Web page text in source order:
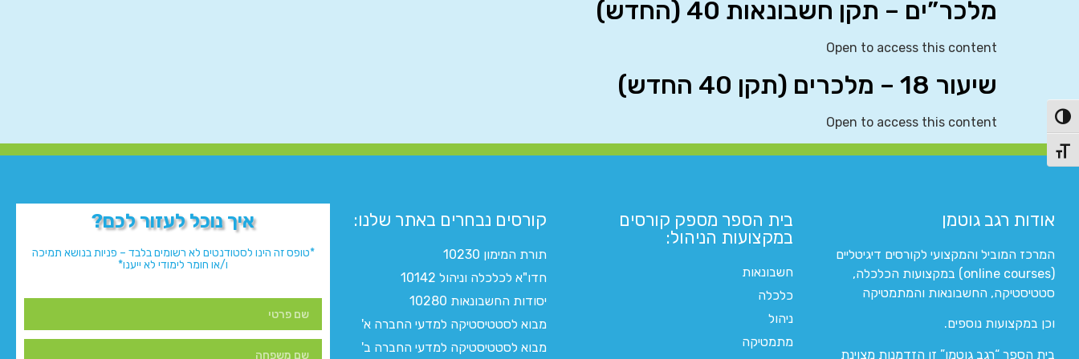
הפעל/כבה ניגודיות גבוהה
מתג גודל גופן
מלכר”ים – תקן חשבונאות 40 (החדש)
Open to access this content
שיעור 18 – מלכרים (תקן 40 החדש)
Open to access this content
אודות רגב גוטמן
המרכז המוביל והמקצועי לקורסים דיגיטליים
(online courses) במקצועות הכלכלה,
סטטיסטיקה, החשבונאות והמתמטיקה
וכן במקצועות נוספים.
בית הספר “רגב גוטמן” זו הזדמנות מצוינת
בית הספר מספק קורסים
במקצועות הניהול:
חשבונאות
כלכלה
ניהול
מתמטיקה
קורסים נבחרים באתר שלנו:​
תורת המימון 10230
חדו"א לכלכלה וניהול 10142
יסודות החשבונאות 10280
מבוא לסטטיסטיקה למדעי החברה א'
מבוא לסטטיסטיקה למדעי החברה ב'
איך נוכל לעזור לכם?
*טופס זה הינו לסטודנטים לא רשומים בלבד – פניות בנושא תמיכה
ו/או חומר לימודי לא ייענו*